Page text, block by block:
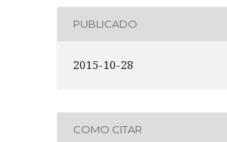
PUBLICADO
2015-10-28
COMO CITAR